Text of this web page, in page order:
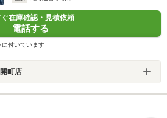
在庫確認・見積依頼
電話する
に付いています
町店